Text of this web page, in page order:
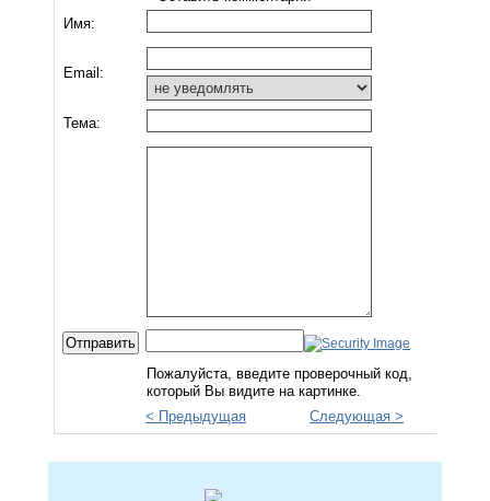
Имя:
Email:
Тема:
Пожалуйста, введите проверочный код,
который Вы видите на картинке.
< Предыдущая
Следующая >